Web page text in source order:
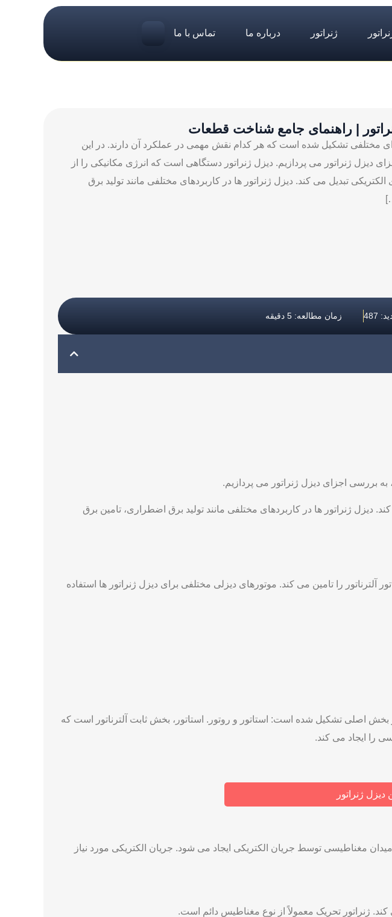
ژنراتور درباره ما تماس با ما
| راهنمای جامع شناخت قطعات
مختلفی تشکیل شده است که هر کدام نقش مهمی در عملکرد آن دارند. در این
دیزل ژنراتور می پردازیم. دیزل ژنراتور دستگاهی است که انرژی مکانیکی را از
الکتریکی تبدیل می کند. دیزل ژنراتور ها در کاربردهای مختلفی مانند تولید برق
487 زمان مطالعه: 5 دقیقه
بررسی اجزای دیزل ژنراتور می پردازیم.
دیزل ژنراتور ها در کاربردهای مختلفی مانند تولید برق اضطراری، تامین برق
را تامین می کند. موتورهای دیزلی مختلفی برای دیزل ژنراتور ها استفاده
بخش اصلی تشکیل شده است: استاتور و روتور. استاتور، بخش ثابت آلترناتور است که
را ایجاد می کند.
دیزل ژنراتور
میدان مغناطیسی توسط جریان الکتریکی ایجاد می شود. جریان الکتریکی مورد نیاز
کند. ژنراتور تحریک معمولاً از نوع مغناطیس دائم است.